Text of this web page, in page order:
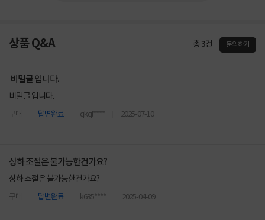
상품 Q&A 총 3건 문의하기
비밀글 입니다.
비밀글 입니다.
구매 답변완료 qkql**** 2025-07-10
상하 조절은 불가능한건가요?
상하 조절은 불가능한건가요?
구매 답변완료 k635**** 2025-04-09